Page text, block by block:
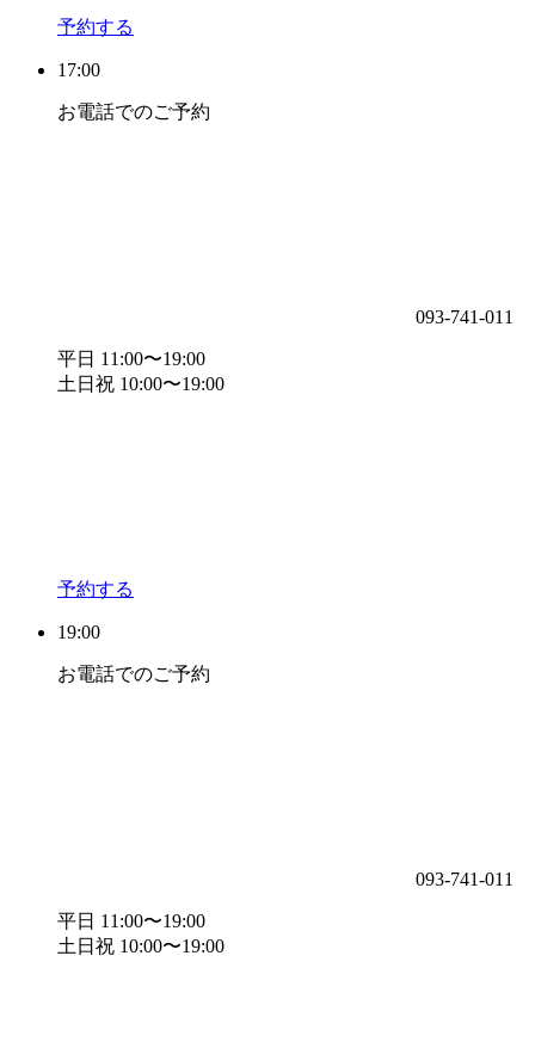
予約する
17:00
お電話でのご予約
093-741-011
平日 11:00〜19:00
土日祝 10:00〜19:00
予約する
19:00
お電話でのご予約
093-741-011
平日 11:00〜19:00
土日祝 10:00〜19:00